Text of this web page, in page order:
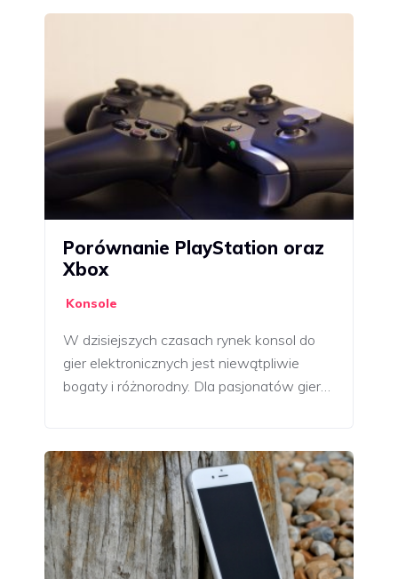
Porównanie PlayStation oraz
Xbox
Konsole
W dzisiejszych czasach rynek konsol do
gier elektronicznych jest niewątpliwie
bogaty i różnorodny. Dla pasjonatów gier…